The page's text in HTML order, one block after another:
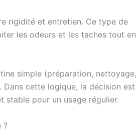
offrent une prise
travail, empêchant tout
que vous préparez les
rigidité et entretien. Ce type de
les odeurs et les taches tout en
simple (préparation, nettoyage,
cette logique, la décision est
stable pour un usage régulier.
?